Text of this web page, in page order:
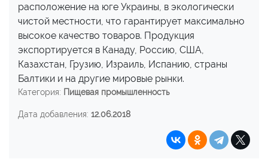
расположение на юге Украины, в экологически
чистой местности, что гарантирует максимально
высокое качество товаров. Продукция
экспортируется в Канаду, Россию, США,
Казахстан, Грузию, Израиль, Испанию, страны
Балтики и на другие мировые рынки.
Категория: Пищевая промышленность
Дата добавления: 12.06.2018